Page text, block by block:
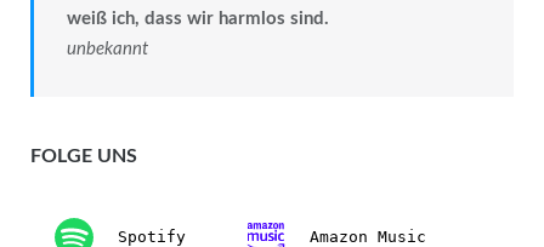
weiß ich, dass wir harmlos sind.
unbekannt
FOLGE UNS
Spotify Amazon Music